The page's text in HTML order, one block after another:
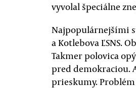
vyvolal špeciálne
Najpopulárnejšími
a Kotlebova ĽSNS.
Takmer polovica
pred demokraciou.
prieskumy.